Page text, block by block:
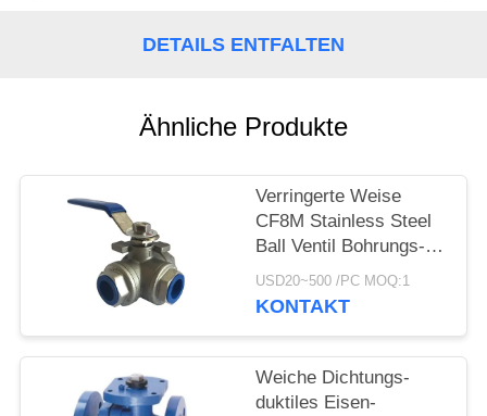
DATENSCHUTZERKLÄRUNG
DETAILS ENTFALTEN
Ähnliche Produkte
Verringerte Weise
CF8M Stainless Steel
Ball Ventil Bohrungs-3
1000 P/in mit Faden-
Verbindung
USD20~500 /PC MOQ:1
KONTAKT
Weiche Dichtungs-
duktiles Eisen-